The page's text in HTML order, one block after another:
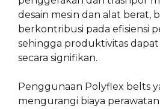
desain mesin dan alat berat,
berkontribusi pada efisiensi
sehingga produktivitas
secara signifikan.
Penggunaan Polyflex belts
mengurangi biaya